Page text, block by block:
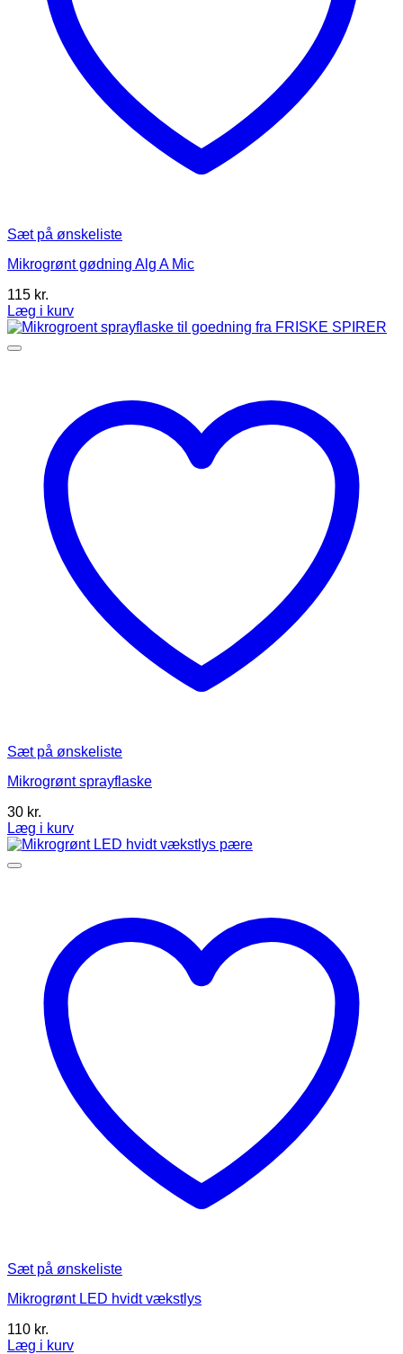
Sæt på ønskeliste
Mikrogrønt gødning Alg A Mic
115 kr.
Læg i kurv
Sæt på ønskeliste
Mikrogrønt sprayflaske
30 kr.
Læg i kurv
Sæt på ønskeliste
Mikrogrønt LED hvidt vækstlys
110 kr.
Læg i kurv